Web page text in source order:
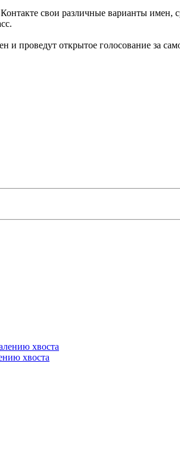
свои различные варианты
проведут открытое голосование за
хвоста